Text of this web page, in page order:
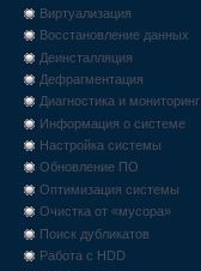
Виртуализация
Восстановление данных
Деинсталляция
Дефрагментация
Диагностика и мониторинг
Информация о системе
Настройка системы
Обновление ПО
Оптимизация системы
Очистка от «мусора»
Поиск дубликатов
Работа с HDD